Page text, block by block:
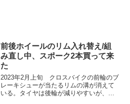
前後ホイールのリム入れ替え/組
み直し中、スポーク2本買って来
た
2023年2月上旬 クロスバイクの前輪のブ
レーキシューが当たるリムの溝が消えて
いる。タイヤは後輪が減りやすいが、リ